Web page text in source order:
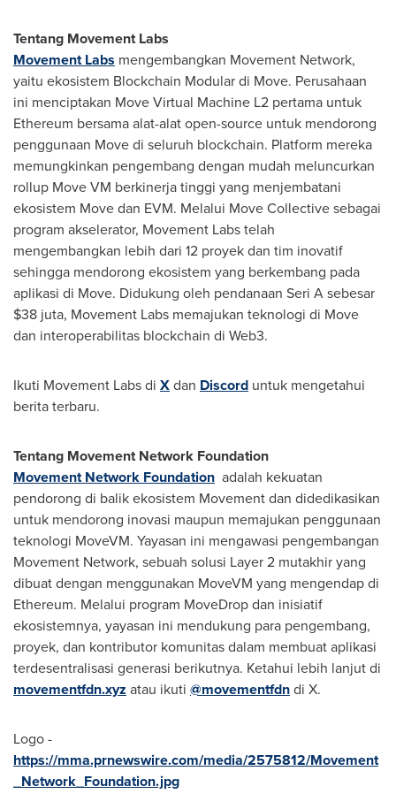
Tentang Movement Labs
Movement Labs mengembangkan Movement Network,
yaitu ekosistem Blockchain Modular di Move. Perusahaan
ini menciptakan Move Virtual Machine L2 pertama untuk
Ethereum bersama alat-alat open-source untuk mendorong
penggunaan Move di seluruh blockchain. Platform mereka
memungkinkan pengembang dengan mudah meluncurkan
rollup Move VM berkinerja tinggi yang menjembatani
ekosistem Move dan EVM. Melalui Move Collective sebagai
program akselerator, Movement Labs telah
mengembangkan lebih dari 12 proyek dan tim inovatif
sehingga mendorong ekosistem yang berkembang pada
aplikasi di Move. Didukung oleh pendanaan Seri A sebesar
$38 juta, Movement Labs memajukan teknologi di Move
dan interoperabilitas blockchain di Web3.
Ikuti Movement Labs di Xdan Discord untuk mengetahui
berita terbaru.
Tentang Movement Network Foundation
Movement Network Foundation adalah kekuatan
pendorong di balik ekosistem Movement dan didedikasikan
untuk mendorong inovasi maupun memajukan penggunaan
teknologi MoveVM. Yayasan ini mengawasi pengembangan
Movement Network, sebuah solusi Layer 2 mutakhir yang
dibuat dengan menggunakan MoveVM yang mengendap di
Ethereum. Melalui program MoveDrop dan inisiatif
ekosistemnya, yayasan ini mendukung para pengembang,
proyek, dan kontributor komunitas dalam membuat aplikasi
terdesentralisasi generasi berikutnya. Ketahui lebih lanjut di
movementfdn.xyz atau ikuti @movementfdndi X.
Logo -
https://mma.prnewswire.com/media/2575812/Movement
_Network_Foundation.jpg